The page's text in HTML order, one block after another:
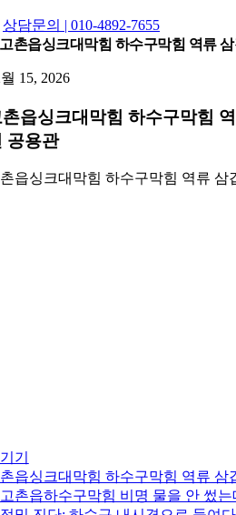
상담문의 | 010-4892-7655
고촌읍싱크대막힘 하수구막힘 역류
15, 2026
읍싱크대막힘 하수구막힘
공용관
읍싱크대막힘 하수구막힘 역류 삼
기
읍싱크대막힘 하수구막힘 역류 삼
촌읍하수구막힘 비명 물을 안 썼는